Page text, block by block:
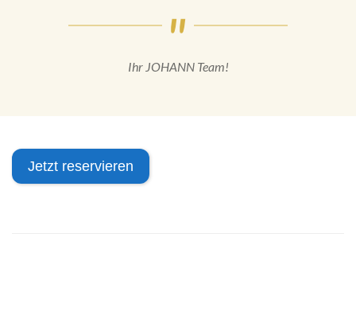
Ihr JOHANN Team!
Jetzt reservieren